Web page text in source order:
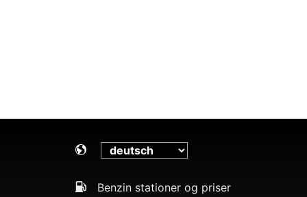
Benzin stationer og priser